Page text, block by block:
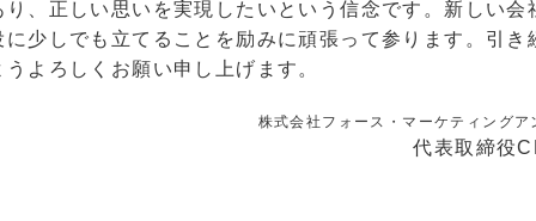
り、正しい思いを実現したいという信念です。新しい会
に少しでも立てることを励みに頑張って参ります。引き
よろしくお願い申し上げます。
株式会社フォース・マーケティング
代表取締役